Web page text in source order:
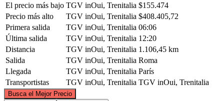
El precio más bajo TGV inOui, Trenitalia $155.474
Precio más alto
TGV inOui, Trenitalia $408.405,72
Primera salida
TGV inOui, Trenitalia 06:06
Última salida
TGV inOui, Trenitalia 12:20
Distancia
TGV inOui, Trenitalia 1.106,45 km
Salida
TGV inOui, Trenitalia Roma
Llegada
TGV inOui, Trenitalia París
Transportistas
TGV inOui, Trenitalia TGV inOui, Trenitalia
Busca el Mejor Precio
©CARTO, ©OpenStreetMapcontributors